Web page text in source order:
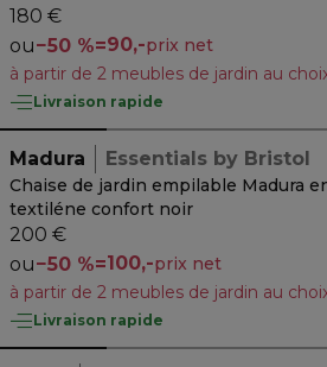
180 €
ou−50 %=90,-prix net
à partir de 2 meubles de jardin au
Livraison rapide
Madura Essentials by Bristol
Chaise de jardin empilable Madura
textiléne confort noir
200 €
ou−50 %=100,-prix net
à partir de 2 meubles de jardin au
Livraison rapide